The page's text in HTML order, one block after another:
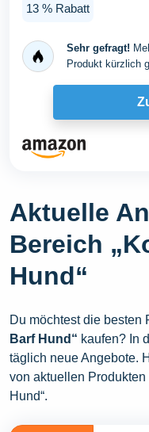
13 % Rabatt
Sehr gefragt!
Produkt kürzlich
Aktuelle
Bereich
Hund“
Du möchtest die besten
Barf Hund“ kaufen? In
täglich neue Angebote.
von aktuellen Produkten
Hund“.